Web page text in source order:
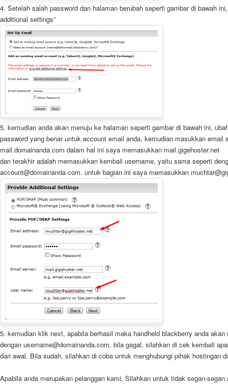
4. Setelah salah password dan halaman berubah seperti gambar di bawah
additional settings”
5. kemudian anda akan menuju ke halaman seperti gambar di bawah ini,
password yang benar untuk account email anda, kemudian masukkan email
mail.domainanda.com dalam hal ini saya memasukkan mail.gigehoster.net
dan terakhir adalah memasukkan kembali username, yaitu sama seperti
account@domainanda.com. untuk bagian ini saya memasukkan
5. kemudian klik next, apabila berhasil maka handheld blackberry anda
dengan username@domainanda.com, bila gagal, silahkan di cek kembali
dari awal. Bila sudah, silahkan di coba untuk menghubungi pihak hostingan
Apabila anda merupakan pelanggan kami, Silahkan untuk tidak segan-